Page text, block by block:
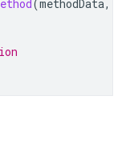
(methodData,